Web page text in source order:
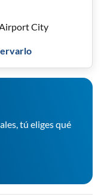
City
tú eliges qué